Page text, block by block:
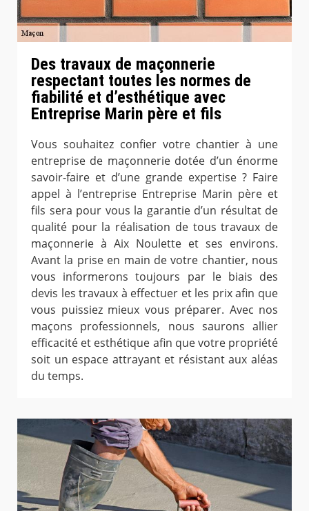
Des travaux de maçonnerie
respectant toutes les normes de
fiabilité et d’esthétique avec
Entreprise Marin père et fils
Vous souhaitez confier votre chantier à une
entreprise de maçonnerie dotée d’un énorme
savoir-faire et d’une grande expertise ? Faire
appel à l’entreprise Entreprise Marin père et
fils sera pour vous la garantie d’un résultat de
qualité pour la réalisation de tous travaux de
maçonnerie à Aix Noulette et ses environs.
Avant la prise en main de votre chantier, nous
vous informerons toujours par le biais des
devis les travaux à effectuer et les prix afin que
vous puissiez mieux vous préparer. Avec nos
maçons professionnels, nous saurons allier
efficacité et esthétique afin que votre propriété
soit un espace attrayant et résistant aux aléas
du temps.